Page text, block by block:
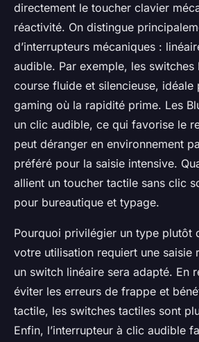
directement le toucher clavier
réactivité. On distingue
d’interrupteurs mécaniques :
audible. Par exemple, les switches
course fluide et silencieuse, idéale
gaming où la rapidité prime. Les
un clic audible, ce qui favorise le
peut déranger en environnement
préféré pour la saisie intensive.
allient un toucher tactile sans clic
pour bureautique et typage.
Pourquoi privilégier un type plutôt
votre utilisation requiert une saisie
un switch linéaire sera adapté. En
éviter les erreurs de frappe et
tactile, les switches tactiles sont
Enfin, l’interrupteur à clic audible